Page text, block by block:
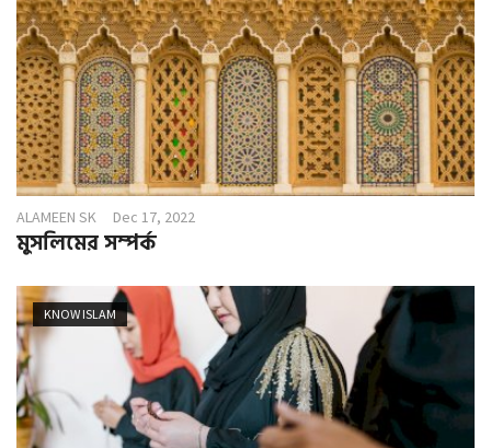
ALAMEEN SK Dec 17, 2022
মুসলিমের সম্পর্ক
KNOW ISLAM